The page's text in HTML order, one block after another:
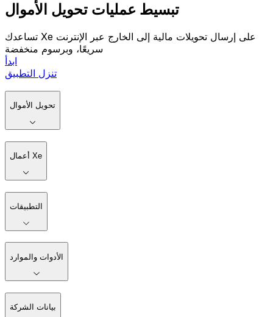
تبسيط عمليات تحويل الأموال
تساعدك Xe على إرسال تحويلات مالية إلى الخارج عبر الإنترنت
سريعًا، وبرسوم منخفضة
ابدأ
تنزل التطبيق
تحويل الأموال
أعمال Xe
التطبيقات
الأدوات والموارد
بيانات الشركة